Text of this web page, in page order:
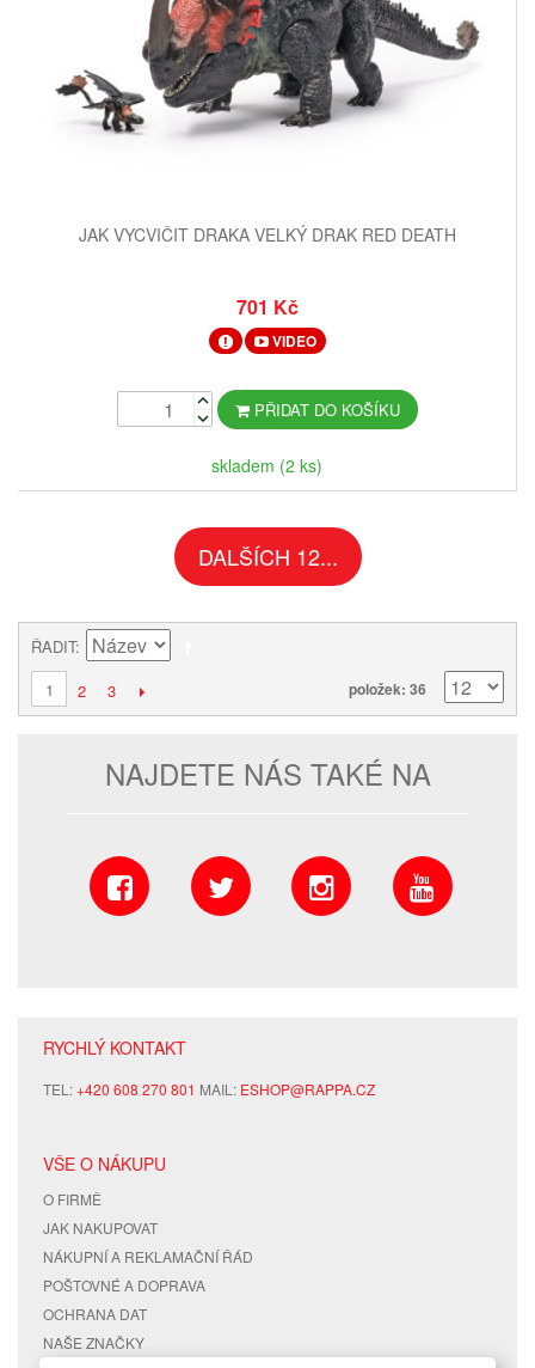
JAK VYCVIČIT DRAKA VELKÝ DRAK RED DEATH
701 Kč
VIDEO
PŘIDAT DO KOŠÍKU
skladem (2 ks)
DALŠÍCH 12...
ŘADIT
položek: 36
1 2 3
NAJDETE NÁS TAKÉ NA
RYCHLÝ KONTAKT
TEL:+420 608 270 801 MAIL: ESHOP@RAPPA.CZ
VŠE O NÁKUPU
O FIRMĚ
JAK NAKUPOVAT
NÁKUPNÍ A REKLAMAČNÍ ŘÁD
POŠTOVNÉ A DOPRAVA
OCHRANA DAT
NAŠE ZNAČKY